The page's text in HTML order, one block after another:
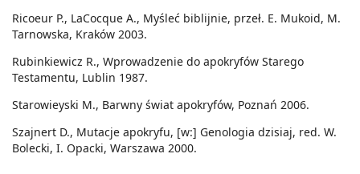
Ricoeur P., LaCocque A., Myśleć biblijnie, przeł. E. Mukoid, M.
Tarnowska, Kraków 2003.
Rubinkiewicz R., Wprowadzenie do apokryfów Starego
Testamentu, Lublin 1987.
Starowieyski M., Barwny świat apokryfów, Poznań 2006.
Szajnert D., Mutacje apokryfu, [w:] Genologia dzisiaj, red. W.
Bolecki, I. Opacki, Warszawa 2000.